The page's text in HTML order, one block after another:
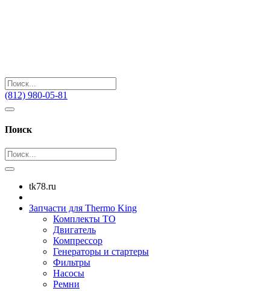
(812) 980-05-81
Поиск
tk78.ru
Запчасти для Thermo King
Комплекты ТО
Двигатель
Компрессор
Генераторы и стартеры
Фильтры
Насосы
Ремни